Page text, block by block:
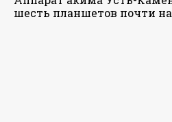
шесть планшетов почти